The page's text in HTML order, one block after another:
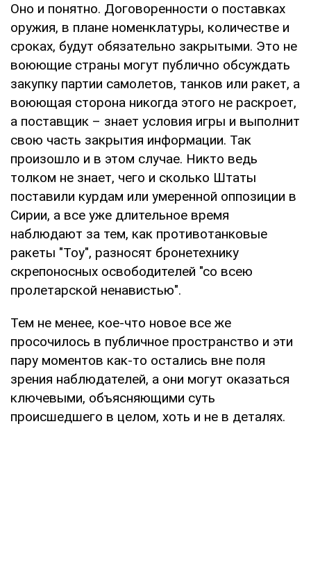
Оно и понятно. Договоренности о поставках
оружия, в плане номенклатуры, количестве и
сроках, будут обязательно закрытыми. Это не
воюющие страны могут публично обсуждать
закупку партии самолетов, танков или ракет, а
воюющая сторона никогда этого не раскроет,
а поставщик – знает условия игры и выполнит
свою часть закрытия информации. Так
произошло и в этом случае. Никто ведь
толком не знает, чего и сколько Штаты
поставили курдам или умеренной оппозиции в
Сирии, а все уже длительное время
наблюдают за тем, как противотанковые
ракеты "Тоу", разносят бронетехнику
скрепоносных освободителей "со всею
пролетарской ненавистью".
Тем не менее, кое-что новое все же
просочилось в публичное пространство и эти
пару моментов как-то остались вне поля
зрения наблюдателей, а они могут оказаться
ключевыми, объясняющими суть
происшедшего в целом, хоть и не в деталях.